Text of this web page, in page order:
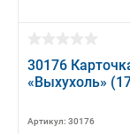
30176
«Выхухоль»
Артикул: 30176